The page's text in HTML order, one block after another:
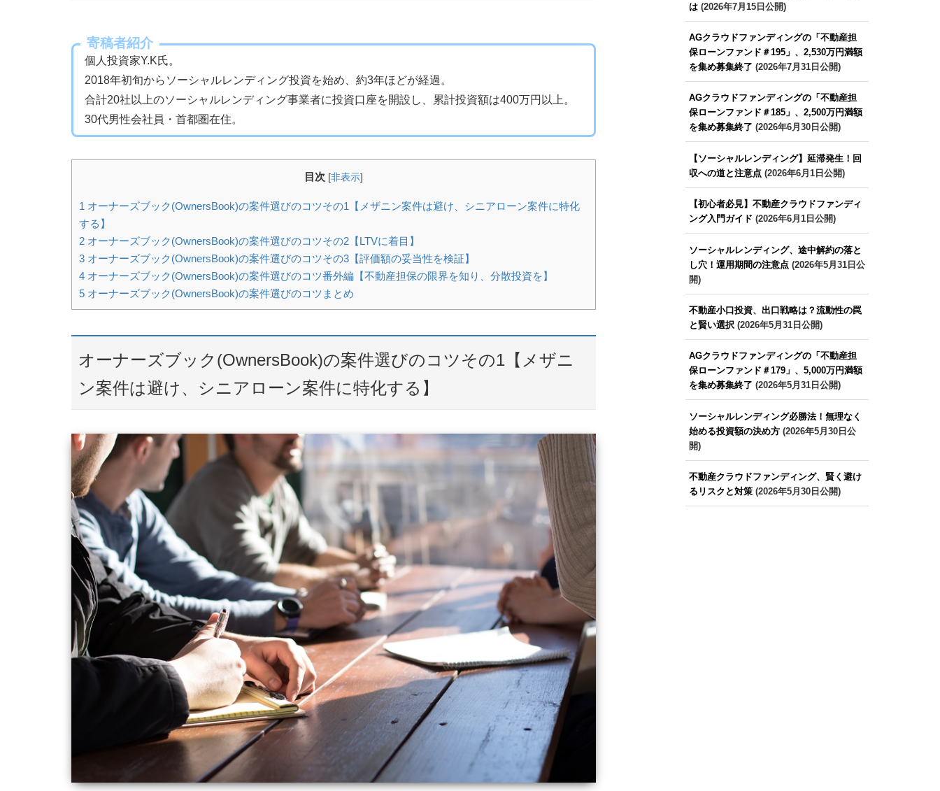
寄稿者紹介
個人投資家Y.K氏。
2018年初旬からソーシャルレンディング投資を始め、約3年ほどが経過。
合計20社以上のソーシャルレンディング事業者に投資口座を開設し、累計投資額は400万円以上。
30代男性会社員・首都圏在住。
目次 [非表示]
1 オーナーズブック(OwnersBook)の案件選びのコツその1【メザニン案件は避け、シニアローン案件に特化
する】
2 オーナーズブック(OwnersBook)の案件選びのコツその2【LTVに着目】
3 オーナーズブック(OwnersBook)の案件選びのコツその3【評価額の妥当性を検証】
4 オーナーズブック(OwnersBook)の案件選びのコツ番外編【不動産担保の限界を知り、分散投資を】
5 オーナーズブック(OwnersBook)の案件選びのコツまとめ
オーナーズブック(OwnersBook)の案件選びのコツその1【メザニ
ン案件は避け、シニアローン案件に特化する】
は(2026年7月15日公開)
AGクラウドファンディングの「不動産担
保ローンファンド＃195」、2,530万円満額
を集め募集終了 (2026年7月31日公開)
AGクラウドファンディングの「不動産担
保ローンファンド＃185」、2,500万円満額
を集め募集終了 (2026年6月30日公開)
【ソーシャルレンディング】延滞発生！回
収への道と注意点(2026年6月1日公開)
【初心者必見】不動産クラウドファンディ
ング入門ガイド (2026年6月1日公開)
ソーシャルレンディング、途中解約の落と
し穴！運用期間の注意点(2026年5月31日公
開)
不動産小口投資、出口戦略は？流動性の罠
と賢い選択(2026年5月31日公開)
AGクラウドファンディングの「不動産担
保ローンファンド＃179」、5,000万円満額
を集め募集終了 (2026年5月31日公開)
ソーシャルレンディング必勝法！無理なく
始める投資額の決め方(2026年5月30日公
開)
不動産クラウドファンディング、賢く避け
るリスクと対策(2026年5月30日公開)